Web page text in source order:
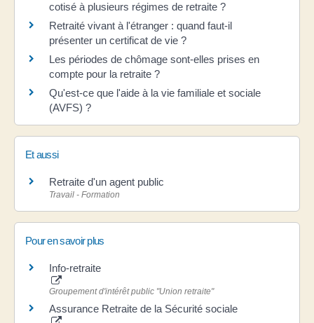
cotisé à plusieurs régimes de retraite ?
Retraité vivant à l'étranger : quand faut-il
présenter un certificat de vie ?
Les périodes de chômage sont-elles prises en
compte pour la retraite ?
Qu'est-ce que l'aide à la vie familiale et sociale
(AVFS) ?
Et aussi
Retraite d'un agent public
Travail - Formation
Pour en savoir plus
Info-retraite
Groupement d'intérêt public "Union retraite"
Assurance Retraite de la Sécurité sociale